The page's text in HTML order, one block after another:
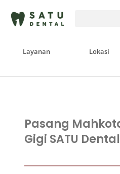
Layanan Lokasi
Pasang
Gigi SATU Dental